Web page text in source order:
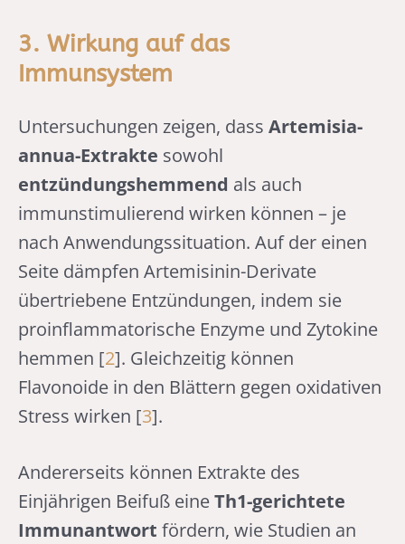
3. Wirkung auf das
Immunsystem
Untersuchungen zeigen, dass Artemisia-
annua-Extrakte sowohl
entzündungshemmend als auch
immunstimulierend wirken können – je
nach Anwendungssituation. Auf der einen
Seite dämpfen Artemisinin-Derivate
übertriebene Entzündungen, indem sie
proinflammatorische Enzyme und Zytokine
hemmen [2]. Gleichzeitig können
Flavonoide in den Blättern gegen oxidativen
Stress wirken [3].
Andererseits können Extrakte des
Einjährigen Beifuß eineTh1-gerichtete
Immunantwort fördern, wie Studien an